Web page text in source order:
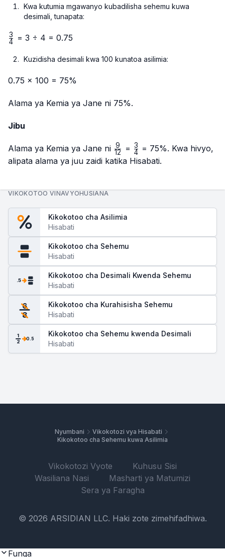
Kwa kutumia mgawanyo kubadilisha sehemu kuwa
desimali, tunapata:
\frac{3}
4
3 = 3 ÷ 4 = 0.75
Kuzidisha desimali kwa 100 kunatoa asilimia:
0.75 × 100 = 75%
Alama ya Kemia ya Jane ni 75%.
Jibu
Alama ya Kemia ya Jane ni \frac{9}
{12}
12
9 = \frac{3}
{4}
4
3
= 75%. Kwa hivyo,
alipata alama ya juu zaidi katika Hisabati.
VIKOKOTOO VINAVYOHUSIANA
Kikokotoo cha Asilimia
Hisabati
Kikokotoo cha Sehemu
Hisabati
.5
Kikokotoo cha Desimali Kwenda Sehemu
Hisabati
6
8
Kikokotoo cha Kurahisisha Sehemu
Hisabati
1
2 0.5
Kikokotoo cha Sehemu kwenda Desimali
Hisabati
Nyumbani
Vikokotozi vya Hisabati
Kikokotoo cha Sehemu kuwa Asilimia
Vikokotozi Vyote
Kuhusu Sisi
Wasiliana Nasi
Masharti ya Matumizi
Sera ya Faragha
© 2026 ARSIDIAN LLC. Haki zote zimehifadhiwa.
Funga